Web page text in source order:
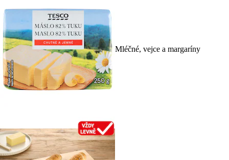
Mléčné, vejce a margaríny